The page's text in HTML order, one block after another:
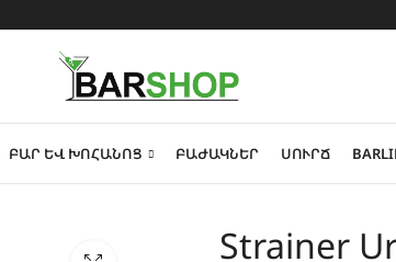
ԲԱՐ ԵՎ ԽՈՀԱՆՈՑ ԲԱԺԱԿՆԵՐ ՍՈՒՐՃ
Strainer